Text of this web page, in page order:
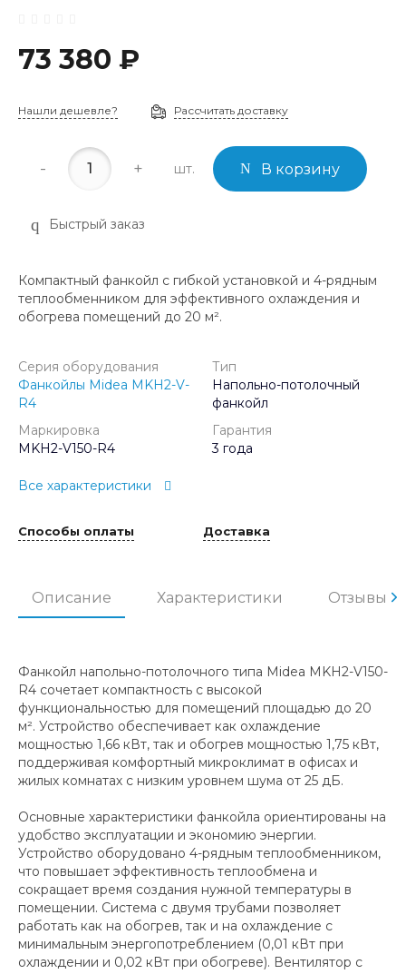
73 380 ₽
Нашли дешевле? Рассчитать доставку
- + шт. В корзину
Быстрый заказ
Компактный фанкойл с гибкой установкой и 4-рядным
теплообменником для эффективного охлаждения и
обогрева помещений до 20 м².
Серия оборудования
Фанкойлы Midea MKH2-V-
R4
Тип
Напольно-потолочный
фанкойл
Маркировка
MKH2-V150-R4
Гарантия
3 года
Все характеристики
Способы оплаты Доставка
Описание Характеристики Отзывы
Фанкойл напольно-потолочного типа Midea MKH2-V150-
R4 сочетает компактность с высокой
функциональностью для помещений площадью до 20
м². Устройство обеспечивает как охлаждение
мощностью 1,66 кВт, так и обогрев мощностью 1,75 кВт,
поддерживая комфортный микроклимат в офисах и
жилых комнатах с низким уровнем шума от 25 дБ.
Основные характеристики фанкойла ориентированы на
удобство эксплуатации и экономию энергии.
Устройство оборудовано 4-рядным теплообменником,
что повышает эффективность теплообмена и
сокращает время создания нужной температуры в
помещении. Система с двумя трубами позволяет
работать как на обогрев, так и на охлаждение с
минимальным энергопотреблением (0,01 кВт при
охлаждении и 0,02 кВт при обогреве). Вентилятор с